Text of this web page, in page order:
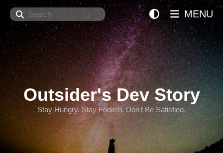
Search
Outsider's Dev Story
Stay Hungry. Stay Foolish. Don't Be Satisfied.
MENU